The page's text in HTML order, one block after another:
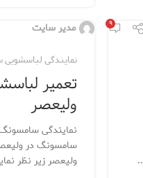
۹ مدیر سایت
نمایندگی
تعمیر
ولیعصر
نمایندگی
سامسونگ در
ولیعصر زیر نظر